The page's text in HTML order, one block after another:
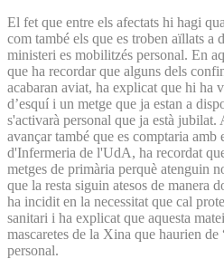
El fet que entre els afectats hi hagi
com també els que es troben aïllats a
ministeri es mobilitzés personal. En
que ha recordar que alguns dels
acabaran aviat, ha explicat que hi ha
d’esquí i un metge que ja estan a
s'activarà personal que ja està jubilat.
avançar també que es comptaria amb
d'Infermeria de l'UdA, ha recordat
metges de primària perquè atenguin
que la resta siguin atesos de manera
ha incidit en la necessitat que cal
sanitari i ha explicat que aquesta
mascaretes de la Xina que haurien de
personal.